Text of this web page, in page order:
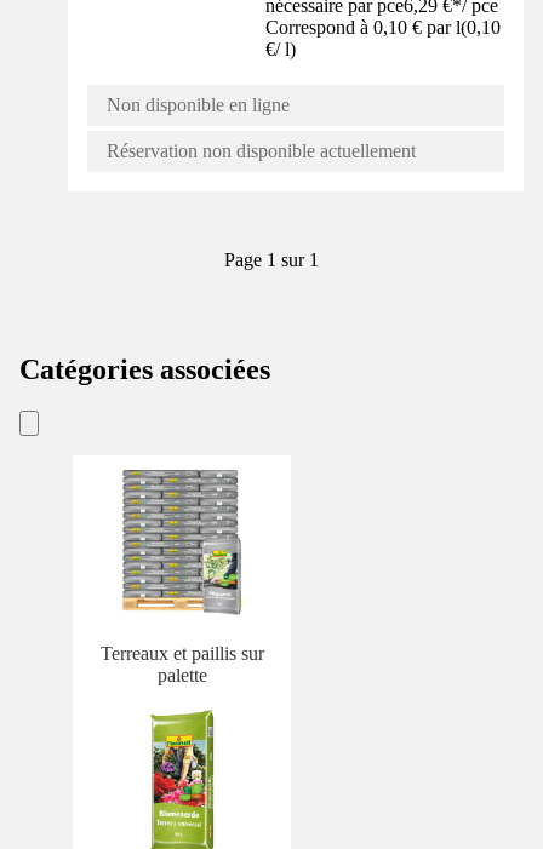
nécessaire par pce6,29 €*/ pce
Correspond à 0,10 € par l(0,10
€/ l)
Non disponible en ligne
Réservation non disponible actuellement
Page 1 sur 1
Catégories associées
Terreaux et paillis sur
palette